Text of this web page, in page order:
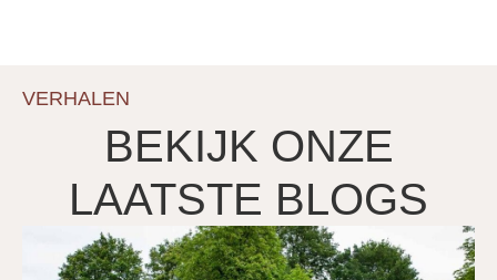
VERHALEN
BEKIJK ONZE
LAATSTE BLOGS